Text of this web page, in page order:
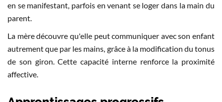
en se manifestant, parfois en venant se loger dans la main du
parent.
La mère découvre qu'elle peut communiquer avec son enfant
autrement que par les mains, grâce à la modification du tonus
de son giron. Cette capacité interne renforce la proximité
affective.